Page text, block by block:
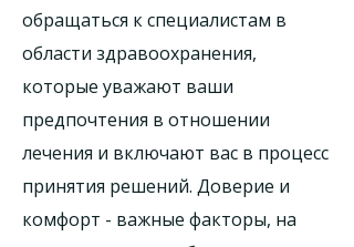
обращаться к специалистам в
области здравоохранения,
которые уважают ваши
предпочтения в отношении
лечения и включают вас в процесс
принятия решений. Доверие и
комфорт - важные факторы, на